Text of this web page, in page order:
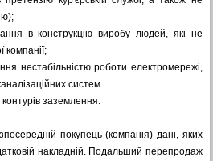
в конструкцію виробу людей, які не
компанії;
нестабільністю роботи електромережі,
систем
заземлення.
покупець (компанія) дані, яких
накладній. Подальший перепродаж